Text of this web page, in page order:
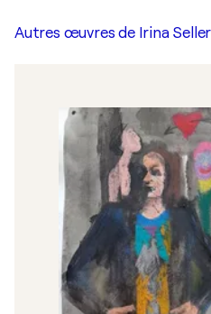
Autres œuvres de Irina Seller